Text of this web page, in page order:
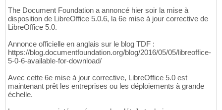
The Document Foundation a annoncé hier soir la mise à
disposition de LibreOffice 5.0.6, la 6e mise à jour corrective de
LibreOffice 5.0.
Annonce officielle en anglais sur le blog TDF :
https://blog.documentfoundation.org/blog/2016/05/05/libreoffice-
5-0-6-available-for-download/
Avec cette 6e mise à jour corrective, LibreOffice 5.0 est
maintenant prêt les entreprises ou les déploiements à grande
échelle.